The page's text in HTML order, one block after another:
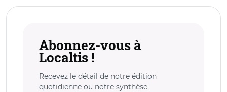
Abonnez-vous à
Localtis !
Recevez le détail de notre édition
quotidienne ou notre synthèse